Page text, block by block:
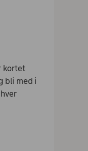
kortet
bli med i